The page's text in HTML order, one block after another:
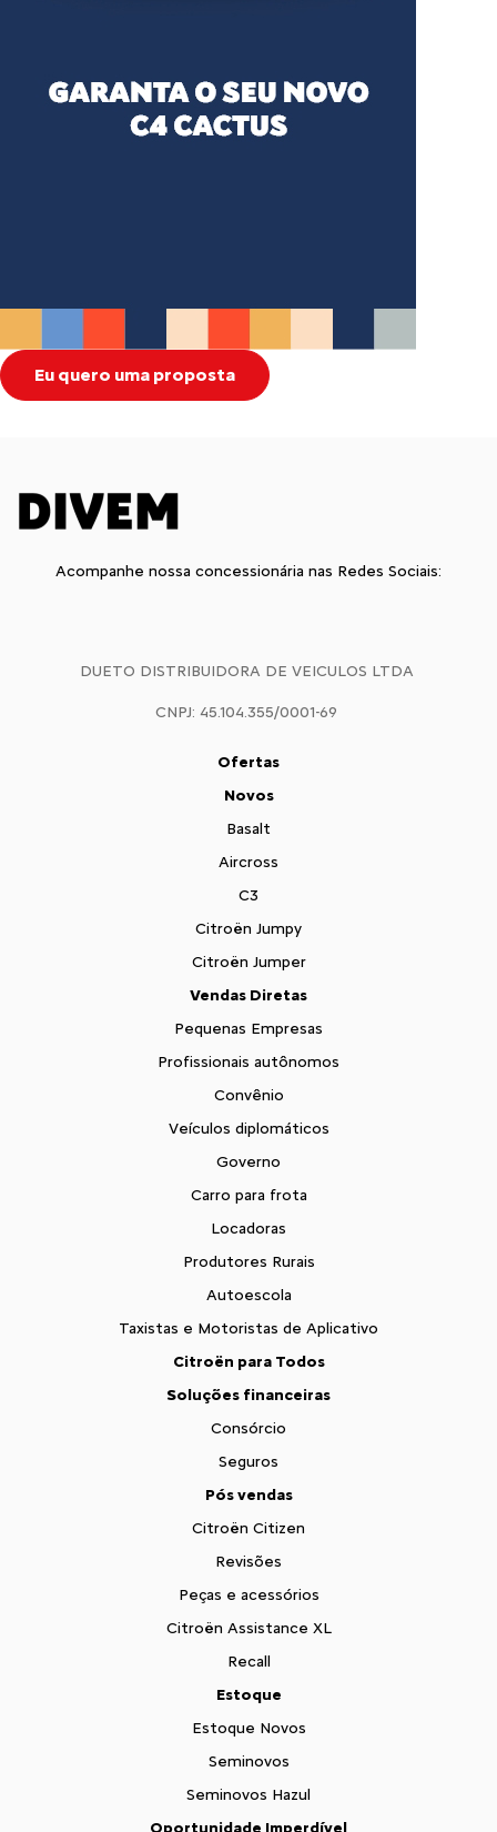
Eu quero uma proposta
Acompanhe nossa concessionária nas Redes Sociais:
DUETO DISTRIBUIDORA DE VEICULOS LTDA
CNPJ: 45.104.355/0001-69
Ofertas
Novos
Basalt
Aircross
C3
Citroën Jumpy
Citroën Jumper
Vendas Diretas
Pequenas Empresas
Profissionais autônomos
Convênio
Veículos diplomáticos
Governo
Carro para frota
Locadoras
Produtores Rurais
Autoescola
Taxistas e Motoristas de Aplicativo
Citroën para Todos
Soluções financeiras
Consórcio
Seguros
Pós vendas
Citroën Citizen
Revisões
Peças e acessórios
Citroën Assistance XL
Recall
Estoque
Estoque Novos
Seminovos
Seminovos Hazul
Oportunidade Imperdível